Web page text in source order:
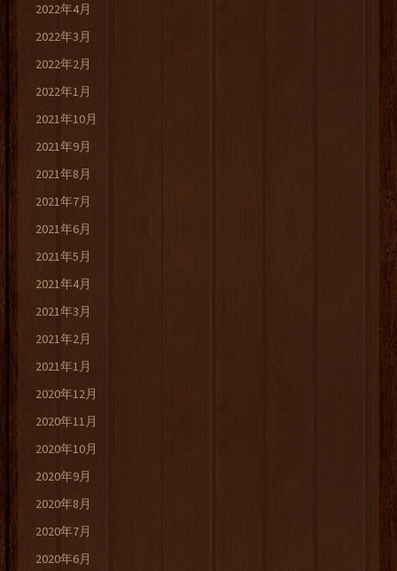
2022年4月
2022年3月
2022年2月
2022年1月
2021年10月
2021年9月
2021年8月
2021年7月
2021年6月
2021年5月
2021年4月
2021年3月
2021年2月
2021年1月
2020年12月
2020年11月
2020年10月
2020年9月
2020年8月
2020年7月
2020年6月